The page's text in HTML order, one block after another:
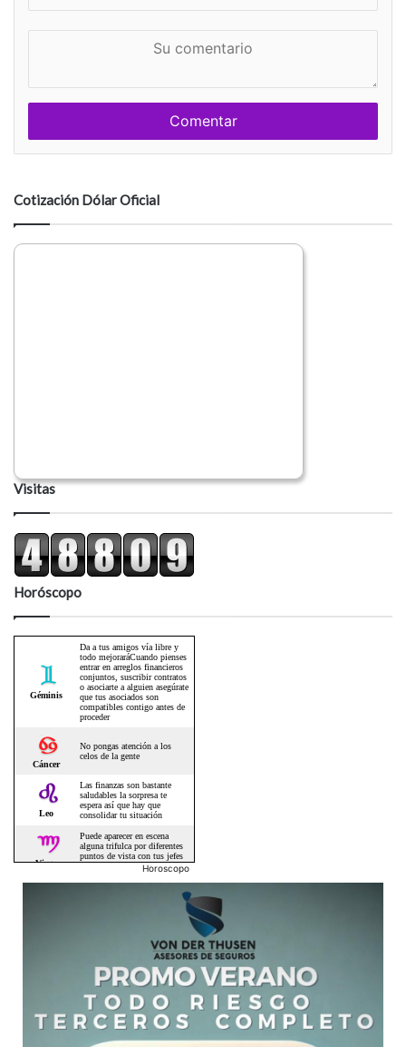
e
n
a
i
o
Cotización Dólar Oficial
Visitas
Horóscopo
Horoscopo